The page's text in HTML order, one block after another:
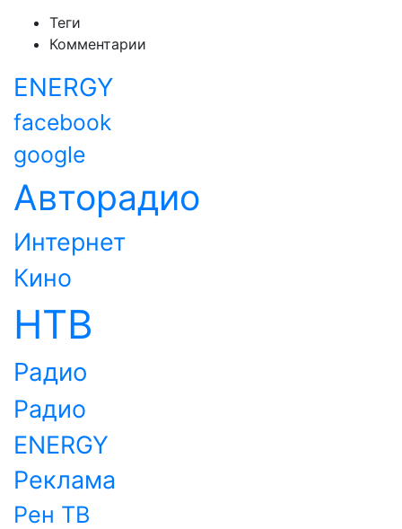
Теги
Комментарии
ENERGY
facebook
google
Авторадио
Интернет
Кино
НТВ
Радио
Радио
ENERGY
Реклама
Рен ТВ